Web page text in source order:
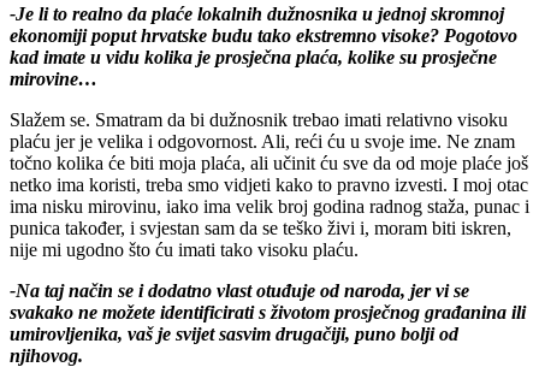
-Je li to realno da plaće lokalnih dužnosnika u jednoj skromnoj
ekonomiji poput hrvatske budu tako ekstremno visoke? Pogotovo
kad imate u vidu kolika je prosječna plaća, kolike su prosječne
mirovine…
Slažem se. Smatram da bi dužnosnik trebao imati relativno visoku
plaću jer je velika i odgovornost. Ali, reći ću u svoje ime. Ne znam
točno kolika će biti moja plaća, ali učinit ću sve da od moje plaće još
netko ima koristi, treba smo vidjeti kako to pravno izvesti. I moj otac
ima nisku mirovinu, iako ima velik broj godina radnog staža, punac i
punica također, i svjestan sam da se teško živi i, moram biti iskren,
nije mi ugodno što ću imati tako visoku plaću.
-Na taj način se i dodatno vlast otuđuje od naroda, jer vi se
svakako ne možete identificirati s životom prosječnog građanina ili
umirovljenika, vaš je svijet sasvim drugačiji, puno bolji od
njihovog.